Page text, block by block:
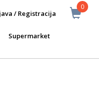
0
/ Registracija
Supermarket